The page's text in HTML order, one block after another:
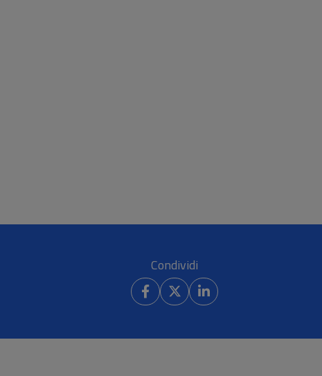
Condividi